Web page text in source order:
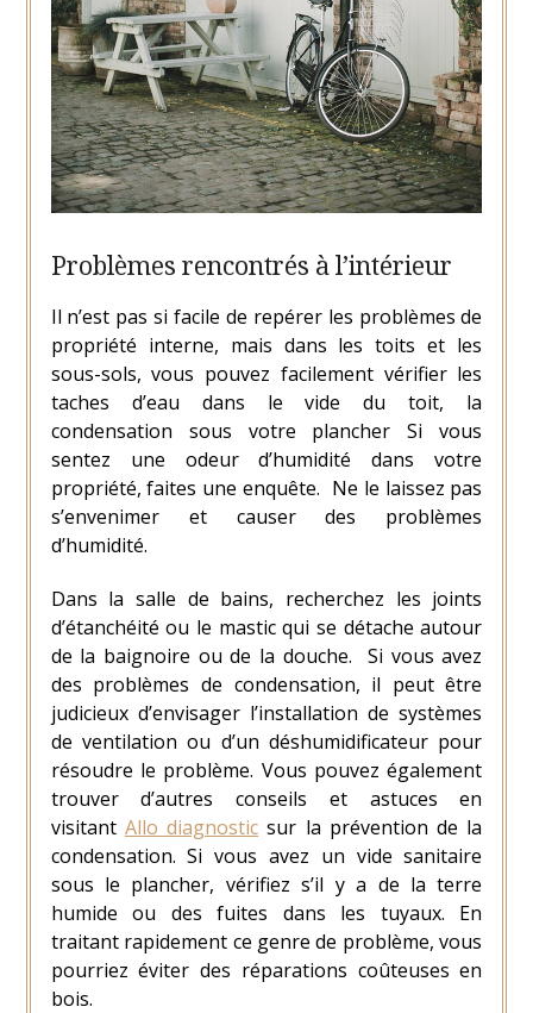
Problèmes rencontrés à l’intérieur
Il n’est pas si facile de repérer les problèmes de
propriété interne, mais dans les toits et les
sous-sols, vous pouvez facilement vérifier les
taches d’eau dans le vide du toit, la
condensation sous votre plancherSi vous
sentez une odeur d’humidité dans votre
propriété, faites une enquête. Ne le laissez pas
s’envenimer et causer des problèmes
d’humidité.
Dans la salle de bains, recherchez les joints
d’étanchéité ou le mastic qui se détache autour
de la baignoire ou de la douche.Si vous avez
des problèmes de condensation, il peut être
judicieux d’envisager l’installation de systèmes
de ventilation ou d’un déshumidificateur pour
résoudre le problème. Vous pouvez également
trouver d’autres conseils et astuces en
visitant Allo diagnostic sur la prévention de la
condensation. Si vous avez un vide sanitaire
sous le plancher, vérifiez s’il y a de la terre
humide ou des fuites dans les tuyaux. En
traitant rapidement ce genre de problème, vous
pourriez éviter des réparations coûteuses en
bois.